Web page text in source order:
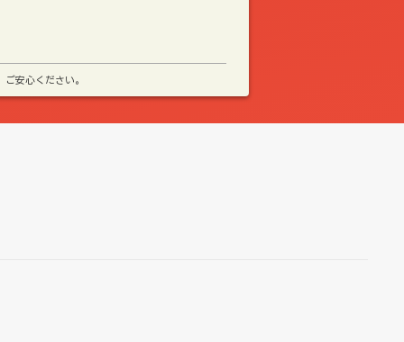
安心ください。